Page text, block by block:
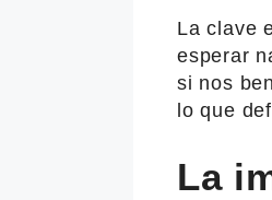
La clave
esperar
si nos
lo que
La